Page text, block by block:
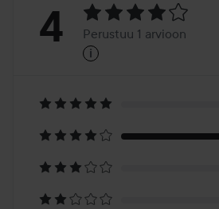
Arvosana:
Perustuu
1
arvioon
4 Perustuu 1 arvioon
i